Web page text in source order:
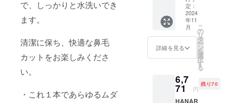
で、しっかりと水洗いでき
ます。
清潔に保ち、快適な鼻毛
カットをお楽しみくださ
い。
・これ１本であらゆるムダ
ただき
ました
方全員
に提供
いたし
ます。
汚損し
ていた
場合
は、返
品・交
換をさ
せてい
ただき
※初期不
良のみ
対応 ※
定：
2024
年11
月
詳細を見る
こ
の
リ
タ
ー
ン
を
選
択
す
る
6,7
71 円
残り70
HANAR